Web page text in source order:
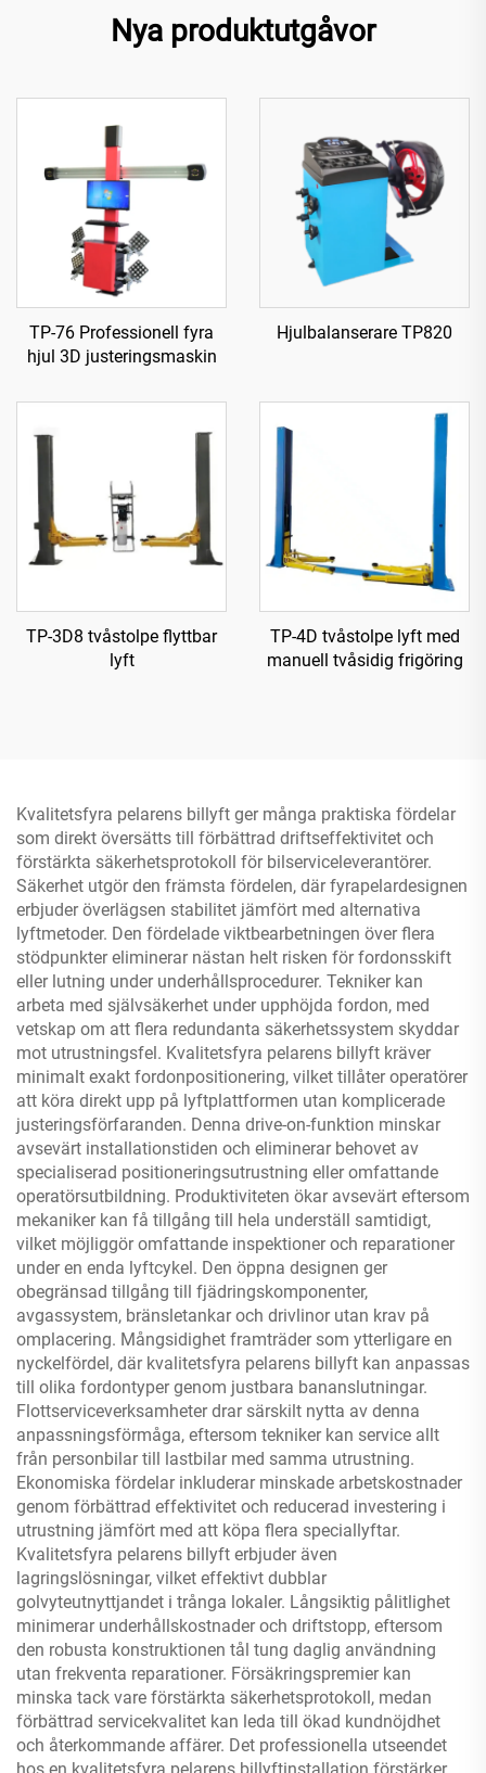
Nya produktutgåvor
TP-76 Professionell fyra
hjul 3D justeringsmaskin
Hjulbalanserare TP820
TP-3D8 tvåstolpe flyttbar
lyft
TP-4D tvåstolpe lyft med
manuell tvåsidig frigöring
Kvalitetsfyra pelarens billyft ger många praktiska fördelar
som direkt översätts till förbättrad driftseffektivitet och
förstärkta säkerhetsprotokoll för bilserviceleverantörer.
Säkerhet utgör den främsta fördelen, där fyrapelardesignen
erbjuder överlägsen stabilitet jämfört med alternativa
lyftmetoder. Den fördelade viktbearbetningen över flera
stödpunkter eliminerar nästan helt risken för fordonsskift
eller lutning under underhållsprocedurer. Tekniker kan
arbeta med självsäkerhet under upphöjda fordon, med
vetskap om att flera redundanta säkerhetssystem skyddar
mot utrustningsfel. Kvalitetsfyra pelarens billyft kräver
minimalt exakt fordonpositionering, vilket tillåter operatörer
att köra direkt upp på lyftplattformen utan komplicerade
justeringsförfaranden. Denna drive-on-funktion minskar
avsevärt installationstiden och eliminerar behovet av
specialiserad positioneringsutrustning eller omfattande
operatörsutbildning. Produktiviteten ökar avsevärt eftersom
mekaniker kan få tillgång till hela underställ samtidigt,
vilket möjliggör omfattande inspektioner och reparationer
under en enda lyftcykel. Den öppna designen ger
obegränsad tillgång till fjädringskomponenter,
avgassystem, bränsletankar och drivlinor utan krav på
omplacering. Mångsidighet framträder som ytterligare en
nyckelfördel, där kvalitetsfyra pelarens billyft kan anpassas
till olika fordontyper genom justbara bananslutningar.
Flottserviceverksamheter drar särskilt nytta av denna
anpassningsförmåga, eftersom tekniker kan service allt
från personbilar till lastbilar med samma utrustning.
Ekonomiska fördelar inkluderar minskade arbetskostnader
genom förbättrad effektivitet och reducerad investering i
utrustning jämfört med att köpa flera speciallyftar.
Kvalitetsfyra pelarens billyft erbjuder även
lagringslösningar, vilket effektivt dubblar
golvyteutnyttjandet i trånga lokaler. Långsiktig pålitlighet
minimerar underhållskostnader och driftstopp, eftersom
den robusta konstruktionen tål tung daglig användning
utan frekventa reparationer. Försäkringspremier kan
minska tack vare förstärkta säkerhetsprotokoll, medan
förbättrad servicekvalitet kan leda till ökad kundnöjdhet
och återkommande affärer. Det professionella utseendet